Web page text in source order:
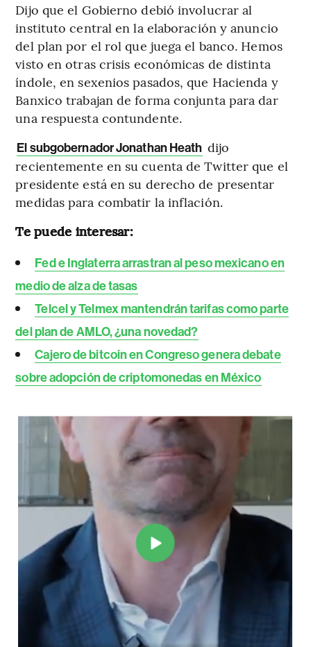
Dijo que el Gobierno debió involucrar al
instituto central en la elaboración y anuncio
del plan por el rol que juega el banco. Hemos
visto en otras crisis económicas de distinta
índole, en sexenios pasados, que Hacienda y
Banxico trabajan de forma conjunta para dar
una respuesta contundente.
El subgobernador Jonathan Heath dijo
recientemente en su cuenta de Twitter que el
presidente está en su derecho de presentar
medidas para combatir la inflación.
Te puede interesar:
Fed e Inglaterra arrastran al peso mexicano en
medio de alza de tasas
Telcel y Telmex mantendrán tarifas como parte
del plan de AMLO, ¿una novedad?
Cajero de bitcoin en Congreso genera debate
sobre adopción de criptomonedas en México